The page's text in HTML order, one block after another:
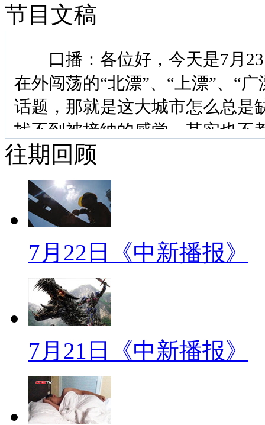
节目文稿
口播：各位好，今天是7月23
在外闯荡的“北漂”、“上漂”、“
话题，那就是这大城市怎么总是
找不到被接纳的感觉。其实也不
小时不打烊的书店，除了买书还
简直就是寒冬里的电热毯、夏天
解说：最近，广州首家“24小
传统书店不景气的大环境下，
更加奇葩的是老板竟然宣称，“
的地方”。做生意不为挣钱，这
同期：广州24小时书店店主
这间书店其实是经历了很多
店，大概有十年前从台湾回来
店，当时我就觉啊，随便一个
店，从此这句话烙在我的心里，
往期回顾
7月22日《中新播报》
7月21日《中新播报》